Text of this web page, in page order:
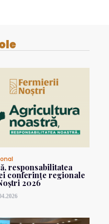
responsabilitatea
conferințe regionale
2026